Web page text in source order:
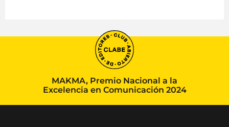
MAKMA, Premio Nacional a la
Excelencia en Comunicación 2024